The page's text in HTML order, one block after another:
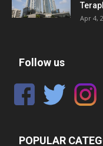
Apr 4,
Follow us
POPULAR